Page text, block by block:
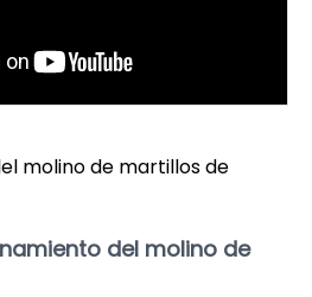
molino de martillos de
del molino de